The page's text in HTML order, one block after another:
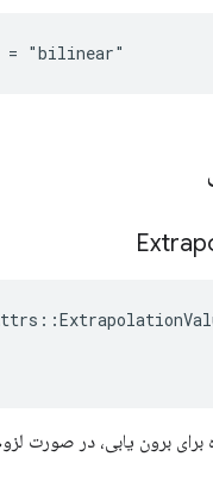
= "bilinear"
برای برون یابی، در صورت